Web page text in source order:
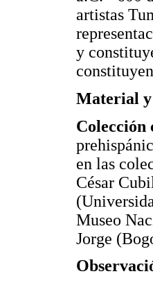
artistas
y
Material y
Colección
en las
César
Museo
Jorge